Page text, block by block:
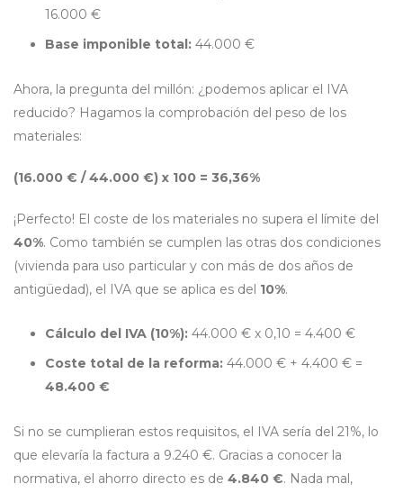
16.000 €
Base imponible total: 44.000 €
Ahora, la pregunta del millón: ¿podemos aplicar el IVA
reducido? Hagamos la comprobación del peso de los
materiales:
(16.000 € / 44.000 €) x 100 = 36,36%
¡Perfecto! El coste de los materiales no supera el límite del
40%. Como también se cumplen las otras dos condiciones
(vivienda para uso particular y con más de dos años de
antigüedad), el IVA que se aplica es del 10%.
Cálculo del IVA (10%): 44.000 € x 0,10 = 4.400 €
Coste total de la reforma: 44.000 € + 4.400 € =
48.400 €
Si no se cumplieran estos requisitos, el IVA sería del 21%, lo
que elevaría la factura a 9.240 €. Gracias a conocer la
normativa, el ahorro directo es de 4.840 €. Nada mal,